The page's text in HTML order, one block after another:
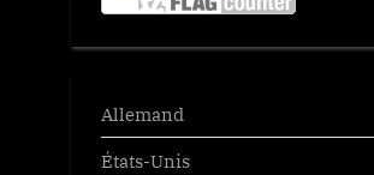
Allemand
États-Unis